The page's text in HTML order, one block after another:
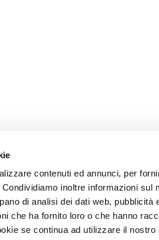
contenuti ed annunci, per
inoltre informazioni sul
di analisi dei dati web, pubblicità
che ha fornito loro o che hanno
se continua ad utilizzare il nostro